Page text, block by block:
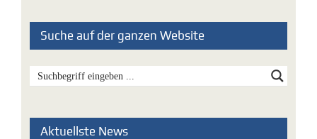
Suche auf der ganzen Website
Aktuellste News